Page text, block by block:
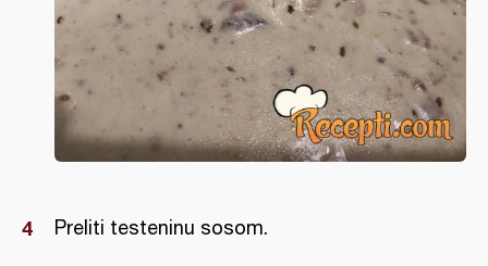
Preliti testeninu sosom.